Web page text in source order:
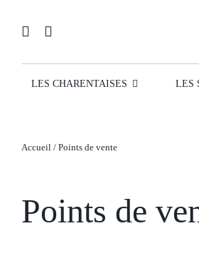
LES CHARENTAISES LES
Accueil/ Points de vente
Points de